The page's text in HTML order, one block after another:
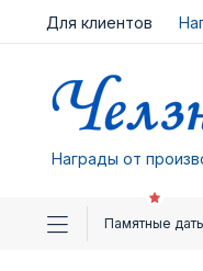
Для клиентов
Награды от
Памятные